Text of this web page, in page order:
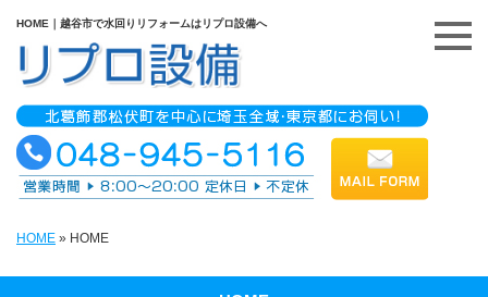
HOME｜越谷市で水回りリフォームはリプロ設備へ
HOME » HOME